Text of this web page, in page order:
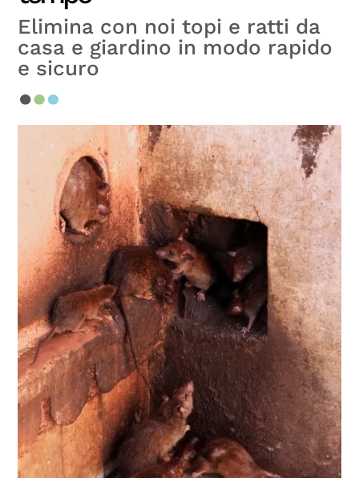
Elimina con noi topi e ratti da
casa e giardino in modo rapido
e sicuro